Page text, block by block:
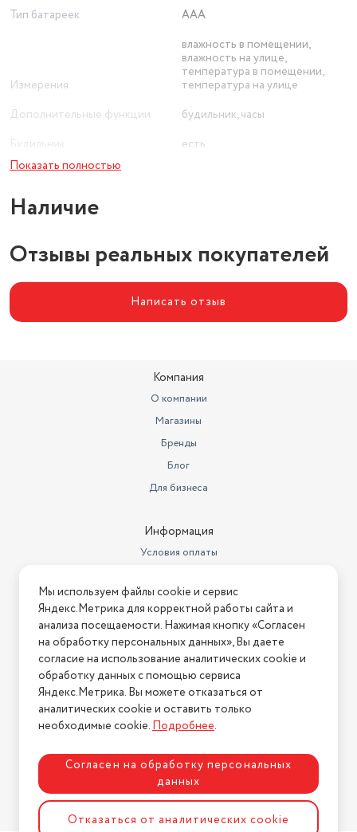
Тип батареек
ААА
Измерения
влажность в помещении,
влажность на улице,
температура в помещении,
температура на улице
Дополнительные функции
будильник, часы
Будильник
есть
Гарантийный срок
Показать полностью
Наличие
Отзывы реальных покупателей
Написать отзыв
Компания
О компании
Магазины
Бренды
Блог
Для бизнеса
Информация
Условия оплаты
Условия возврата
Нашли ошибку на сайте? Напишите нам
2026 © Интернет-магазин "АстМаркет". У нас есть всё!
Политика конфиденциальности
Разработка сайтаASTDESIGN
Мы используем файлы cookie и сервис
Яндекс.Метрика для корректной работы сайта и
анализа посещаемости. Нажимая кнопку «Согласен
на обработку персональных данных», Вы даете
согласие на использование аналитических cookie и
обработку данных с помощью сервиса
Яндекс.Метрика. Вы можете отказаться от
аналитических cookie и оставить только
необходимые cookie.Подробнее.
Согласен на обработку персональных
данных
Отказаться от аналитических cookie